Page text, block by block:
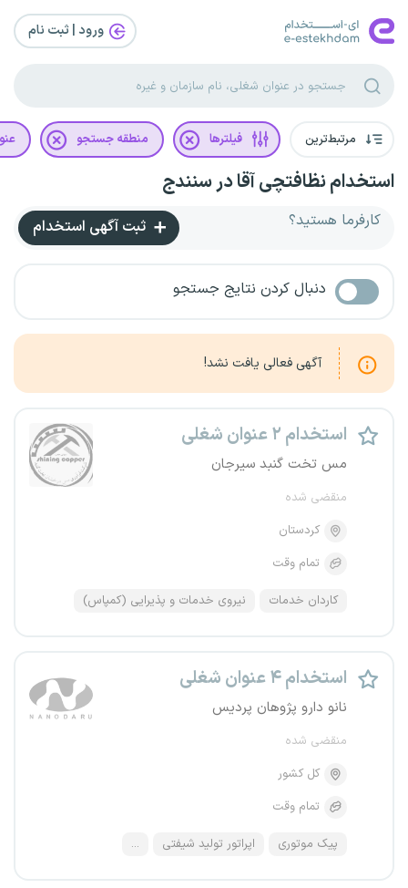
ورود | ثبت‌ نام
مرتبط‌ترین فیلترها منطقه جستجو
استخدام نظافتچی آقا در سنندج
کارفرما هستید؟ ثبت آگهی استخدام
دنبال کردن نتایج جستجو
آگهی فعالی یافت نشد!
استخدام ۲ عنوان شغلی
مس تخت گنبد سیرجان
منقضی شده
کردستان
تمام وقت
کاردان خدمات نیروی خدمات و پذیرایی (کمپاس)
استخدام ۴ عنوان شغلی
نانو دارو پژوهان پردیس
منقضی شده
کل کشور
تمام وقت
پیک موتوری اپراتور تولید شیفتی ...